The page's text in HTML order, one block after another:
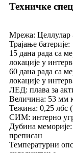
Техничке
Мрежа:
Трајање батерије:
15 дана рада са
локације у
60 дана рада са
локације у
ЛЕД: плава за
Величина: 53 мм
Тежина: 0,25 лбс
СИМ: интерно
Дубина
преписан
Температурни